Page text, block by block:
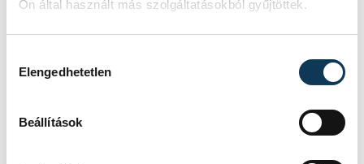
Ön által használt más szolgáltatásokból gyűjtöttek.
Elengedhetetlen
Beállítások